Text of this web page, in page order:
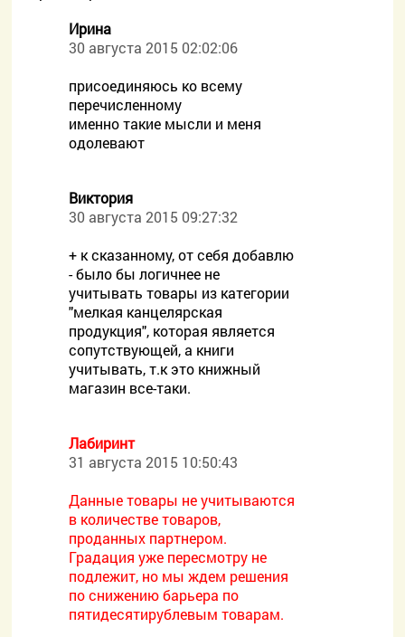
Ирина
30 августа 2015 02:02:06
присоединяюсь ко всему
перечисленному
именно такие мысли и меня
одолевают
Виктория
30 августа 2015 09:27:32
+ к сказанному, от себя добавлю
- было бы логичнее не
учитывать товары из категории
"мелкая канцелярская
продукция", которая является
сопутствующей, а книги
учитывать, т.к это книжный
магазин все-таки.
Лабиринт
31 августа 2015 10:50:43
Данные товары не учитываются
в количестве товаров,
проданных партнером.
Градация уже пересмотру не
подлежит, но мы ждем решения
по снижению барьера по
пятидесятирублевым товарам.